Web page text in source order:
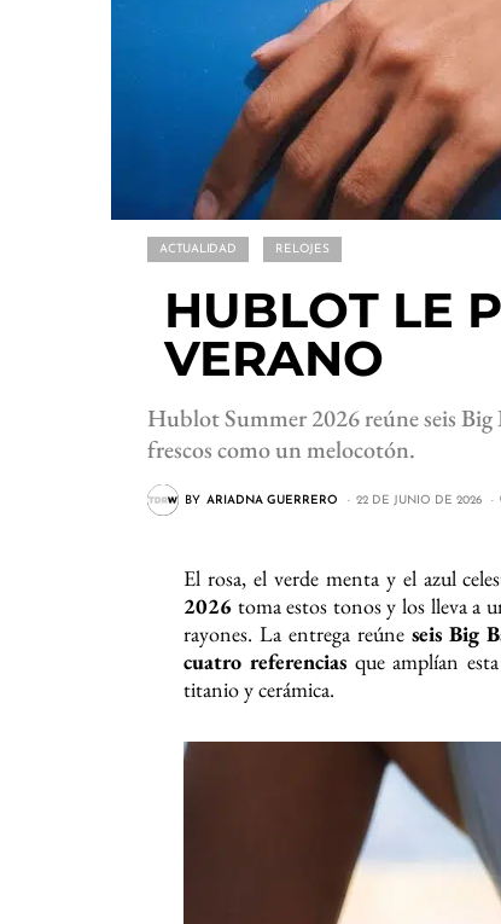
ACTUALIDAD RELOJES
HUBLOT LE
VERANO
Hublot Summer 2026 reúne seis Big
frescos como un melocotón.
BY ARIADNA GUERRERO 22 DE JUNIO DE 2026
El rosa, el verde menta y el azul
2026 toma estos tonos y los lleva a
rayones. La entrega reúne seis Big
cuatro referenciasque amplían
titanio y cerámica.